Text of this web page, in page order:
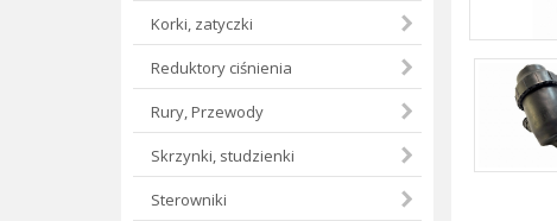
Korki, zatyczki
Reduktory ciśnienia
Rury, Przewody
Skrzynki, studzienki
Sterowniki